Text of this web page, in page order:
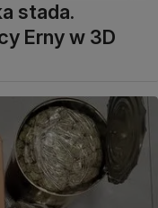
stada.
Erny w 3D